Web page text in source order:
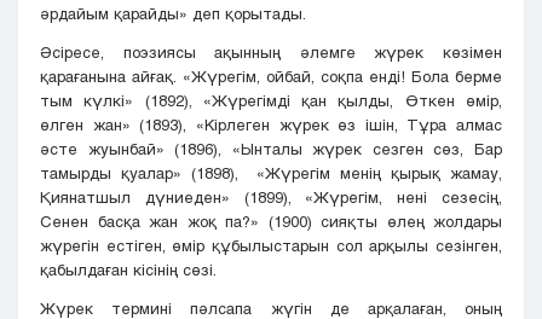
әрдайым қарайды» деп қорытады.
Әсіресе, поэзиясы ақынның әлемге жүрек көзімен
қарағанына айғақ. «Жүрегім, ойбай, соқпа енді! Бола берме
тым күлкі» (1892), «Жүрегімді қан қылды, Өткен өмір,
өлген жан» (1893), «Кірлеген жүрек өз ішін, Тұра алмас
әсте жуынбай» (1896), «Ынталы жүрек сезген сөз, Бар
тамырды қуалар» (1898), «Жүрегім менің қырық жамау,
Қиянатшыл дүниеден» (1899), «Жүрегім, нені сезесің,
Сенен басқа жан жоқ па?» (1900) сияқты өлең жолдары
жүрегін естіген, өмір құбылыстарын сол арқылы сезінген,
қабылдаған кісінің сөзі.
Жүрек термині пәлсапа жүгін де арқалаған, оның